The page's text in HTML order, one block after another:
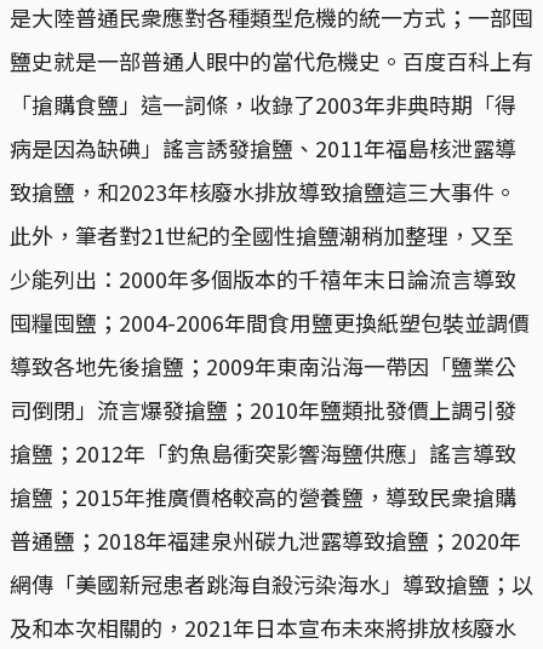
是大陸普通民衆應對各種類型危機的統一方式；一部囤
鹽史就是一部普通人眼中的當代危機史。百度百科上有
「搶購食鹽」這一詞條，收錄了2003年非典時期「得
病是因為缺碘」謠言誘發搶鹽、2011年福島核泄露導
致搶鹽，和2023年核廢水排放導致搶鹽這三大事件。
此外，筆者對21世紀的全國性搶鹽潮稍加整理，又至
少能列出：2000年多個版本的千禧年末日論流言導致
囤糧囤鹽；2004-2006年間食用鹽更換紙塑包裝並調價
導致各地先後搶鹽；2009年東南沿海一帶因「鹽業公
司倒閉」流言爆發搶鹽；2010年鹽類批發價上調引發
搶鹽；2012年「釣魚島衝突影響海鹽供應」謠言導致
搶鹽；2015年推廣價格較高的營養鹽，導致民衆搶購
普通鹽；2018年福建泉州碳九泄露導致搶鹽；2020年
網傳「美國新冠患者跳海自殺污染海水」導致搶鹽；以
及和本次相關的，2021年日本宣布未來將排放核廢水